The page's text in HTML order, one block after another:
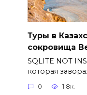
Туры в
сокровища
SQLITE NOT
которая
0 1.8к.